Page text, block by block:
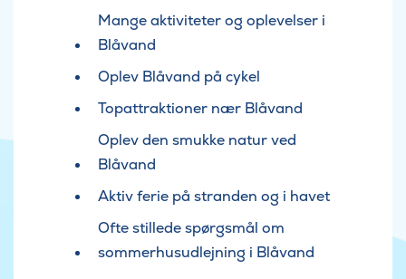
Mange aktiviteter og oplevelser i
Blåvand
Oplev Blåvand på cykel
Topattraktioner nær Blåvand
Oplev den smukke natur ved
Blåvand
Aktiv ferie på stranden og i havet
Ofte stillede spørgsmål om
sommerhusudlejning i Blåvand